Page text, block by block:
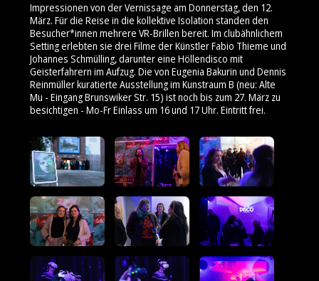
Impressionen von der Vernissage am Donnerstag, den 12.
März. Für die Reise in die kollektive Isolation standen den
Besucher*innen mehrere VR-Brillen bereit. Im clubähnlichem
Setting erlebten sie drei Filme der Künstler Fabio Thieme und
Johannes Schmülling, darunter eine Höllendisco mit
Geisterfahrern im Aufzug. Die von Eugenia Bakurin und Dennis
Reinmüller kuratierte Ausstellung im Kunstraum B (neu: Alte
Mu - Eingang Brunswiker Str. 15) ist noch bis zum 27. März zu
besichtigen - Mo-Fr Einlass um 16 und 17 Uhr. Eintritt frei.